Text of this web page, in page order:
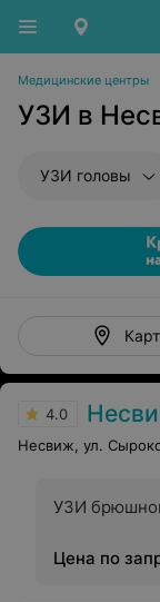
Медицинские центры
УЗИ в
УЗИ головы
4.0
Несвиж, ул.
УЗИ
Цена по